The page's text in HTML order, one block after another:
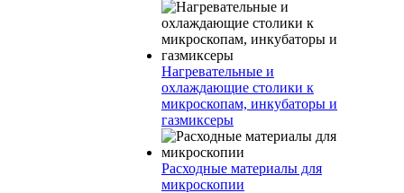
Нагревательные и
охлаждающие столики к
микроскопам, инкубаторы и
газмиксеры
Расходные материалы для
микроскопии